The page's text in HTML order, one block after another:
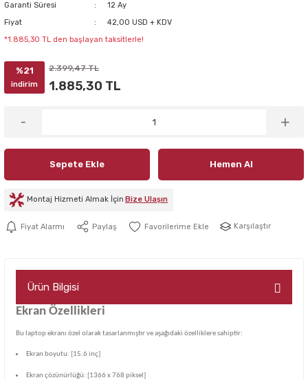
Garanti Süresi
12 Ay
Fiyat
42,00 USD + KDV
*1.885,30 TL den başlayan taksitlerle!
%21
indirim
2.399,47 TL
1.885,30 TL
Sepete Ekle Hemen Al
Montaj Hizmeti Almak İçin Bize Ulaşın
Fiyat Alarmı Paylaş Karşılaştır
Ürün Bilgisi
Ekran Özellikleri
Bu laptop ekranı özel olarak tasarlanmıştır ve aşağıdaki özelliklere sahiptir:
Ekran boyutu: [15.6 inç]
Ekran çözünürlüğü: [1366 x 768 piksel]